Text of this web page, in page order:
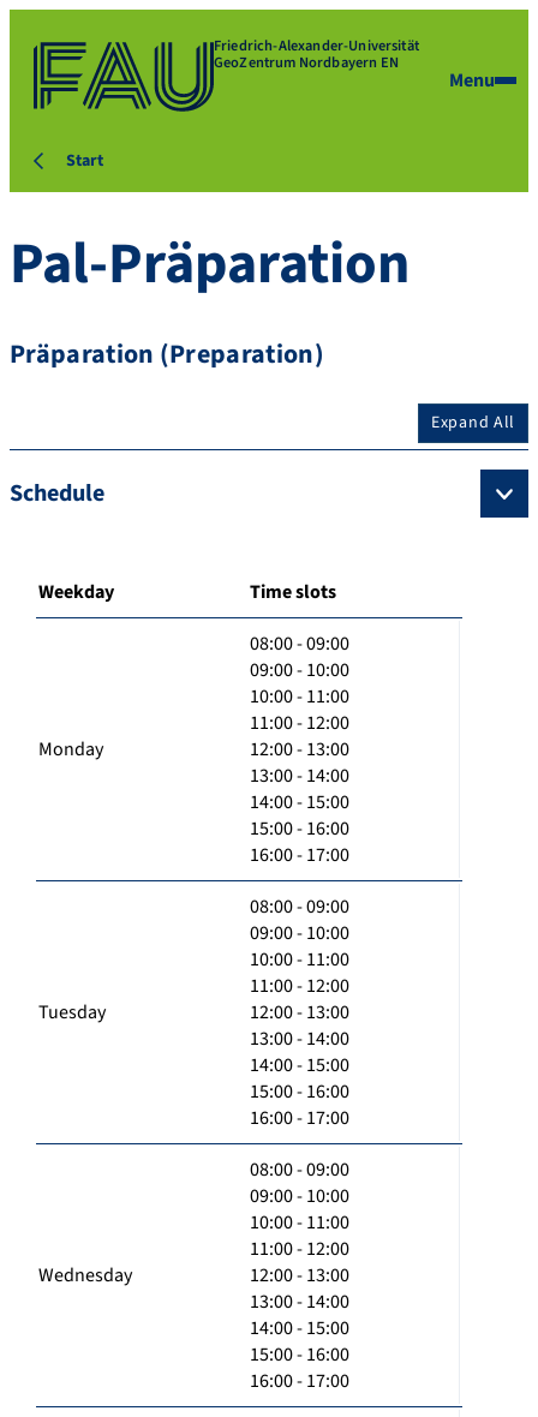
Friedrich-Alexander-Universität
GeoZentrum Nordbayern EN
Menu
Start
Pal-Präparation
Präparation (Preparation)
Expand All
Schedule
Weekday Time slots
Monday
08:00 - 09:00
09:00 - 10:00
10:00 - 11:00
11:00 - 12:00
12:00 - 13:00
13:00 - 14:00
14:00 - 15:00
15:00 - 16:00
16:00 - 17:00
Tuesday
08:00 - 09:00
09:00 - 10:00
10:00 - 11:00
11:00 - 12:00
12:00 - 13:00
13:00 - 14:00
14:00 - 15:00
15:00 - 16:00
16:00 - 17:00
Wednesday
08:00 - 09:00
09:00 - 10:00
10:00 - 11:00
11:00 - 12:00
12:00 - 13:00
13:00 - 14:00
14:00 - 15:00
15:00 - 16:00
16:00 - 17:00